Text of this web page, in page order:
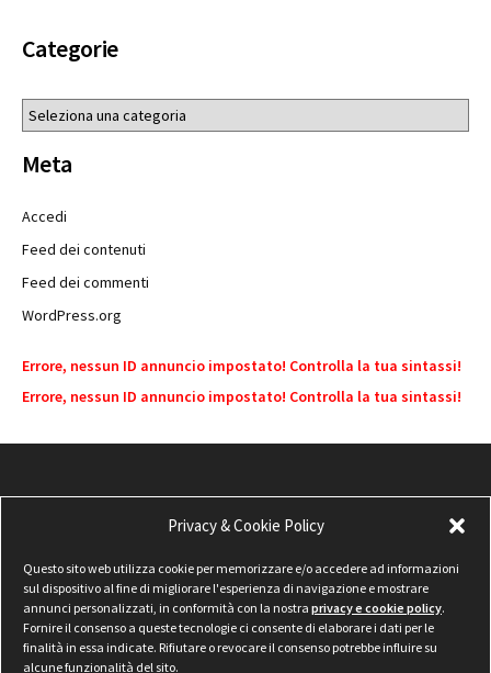
Privacy & Cookie Policy
Questo sito web utilizza cookie per memorizzare e/o accedere ad informazioni
sul dispositivo al fine di migliorare l'esperienza di navigazione e mostrare
annunci personalizzati, in conformità con la nostra privacy e cookie policy.
Fornire il consenso a queste tecnologie ci consente di elaborare i dati per le
finalità in essa indicate. Rifiutare o revocare il consenso potrebbe influire su
alcune funzionalità del sito.
Categorie
Categorie
Meta
Accedi
Feed dei contenuti
Feed dei commenti
WordPress.org
Errore, nessun ID annuncio impostato! Controlla la tua sintassi!
Errore, nessun ID annuncio impostato! Controlla la tua sintassi!